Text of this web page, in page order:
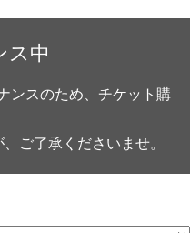
ス中
ンスのため、チケット購
ご了承くださいませ。